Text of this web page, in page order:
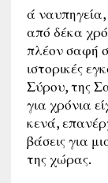
ά
από δέκα
πλέον σαφή
ιστορικές
Σύρου, της
για χρόνια
κενά,
βάσεις για
της χώρας.